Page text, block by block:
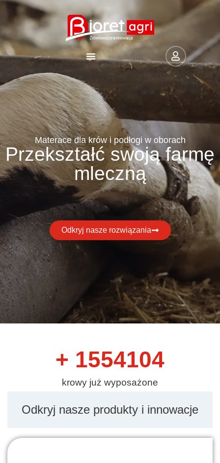
Materace dla krów i podłogi w oborach
Przekształć swoją farmę
mleczną
Odkryj nasze rozwiązania
krowy już wyposażone
+ 1554104
Odkryj nasze produkty i innowacje